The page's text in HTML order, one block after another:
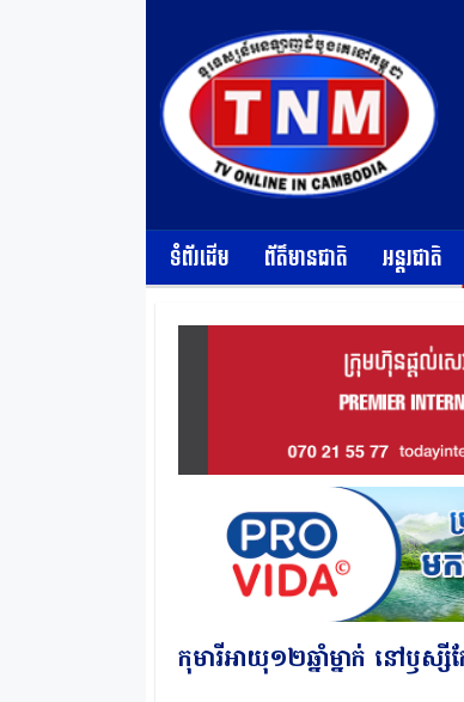
ទំព័រដើម ព័ត៌មានជាតិ អន្តរជាតិ
កុមារីអាយុ១២ឆ្នាំម្នាក់ នៅឫស្